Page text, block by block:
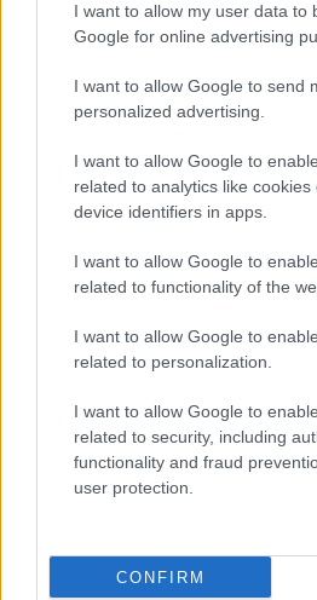
I want to allow my user data to
Google for online advertising
I want to allow Google to send
personalized advertising.
I want to allow Google to
related to analytics like cookies
device identifiers in apps.
I want to allow Google to
related to functionality of the
I want to allow Google to
related to personalization.
I want to allow Google to
related to security, including
functionality and fraud
user protection.
CONFIRM
Jön még
Viszont a kilátás?